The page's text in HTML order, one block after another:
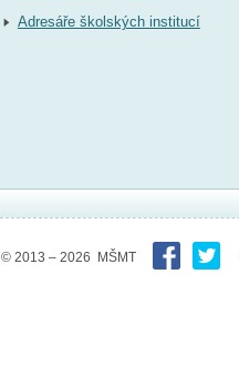
Adresáře školských institucí
© 2013 – 2026 MŠMT